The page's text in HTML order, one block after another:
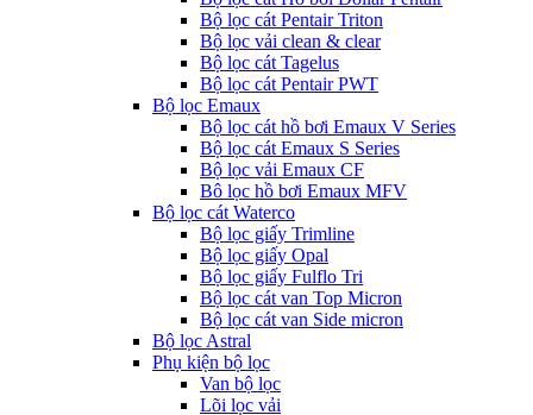
Bộ lọc cát Pentair Triton
Bộ lọc vải clean & clear
Bộ lọc cát Tagelus
Bộ lọc cát Pentair PWT
Bộ lọc Emaux
Bộ lọc cát hồ bơi Emaux V Series
Bộ lọc cát Emaux S Series
Bộ lọc vải Emaux CF
Bô lọc hồ bơi Emaux MFV
Bộ lọc cát Waterco
Bộ lọc giấy Trimline
Bộ lọc giấy Opal
Bộ lọc giấy Fulflo Tri
Bộ lọc cát van Top Micron
Bộ lọc cát van Side micron
Bộ lọc Astral
Phụ kiện bộ lọc
Van bộ lọc
Lõi lọc vải